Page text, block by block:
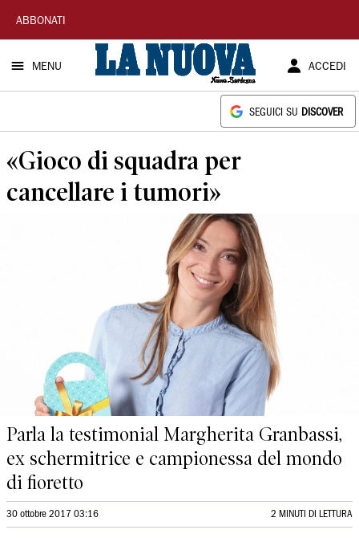
La
Nuova
Sardegna
ABBONATI
MENU ACCEDI
SEGUICI SU DISCOVER
«Gioco di squadra per
cancellare i tumori»
Parla la testimonial Margherita Granbassi,
ex schermitrice e campionessa del mondo
di fioretto
30 ottobre 2017 03:16 2 MINUTI DI LETTURA